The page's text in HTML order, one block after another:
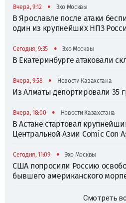
Вчера, 9:12 • Эхо Москвы
В Ярославле после атаки
один из крупнейших НПЗ
Сегодня, 9:35 • Эхо Москвы
В Екатеринбурге атаковали
Вчера, 9:58 • Новости Казахстана
Из Алматы депортировали 35
Вчера, 18:00 • Новости Казахстана
В Астане стартовал
Центральной Азии Comic Con
Сегодня, 11:09 • Эхо Москвы
США попросили Россию
бывшего американского
Смотреть